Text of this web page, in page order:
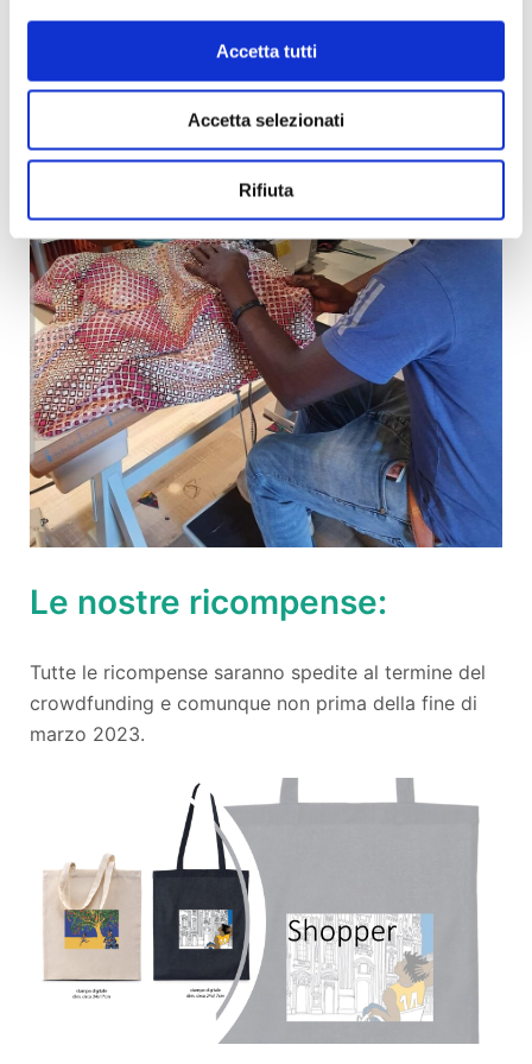
Accetta tutti
Accetta selezionati
Rifiuta
Le nostre ricompense:
Tutte le ricompense saranno spedite al termine del
crowdfunding e comunque non prima della fine di
marzo 2023.